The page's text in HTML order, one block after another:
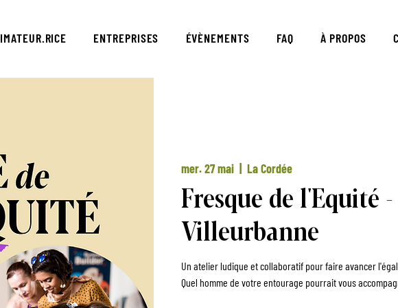
ENTREPRISES ÉVÈNEMENTS FAQ À PROPOS
mer. 27 mai La Cordée
Fresque de l'Equité -
Villeurbanne
Un atelier ludique et collaboratif pour faire avancer